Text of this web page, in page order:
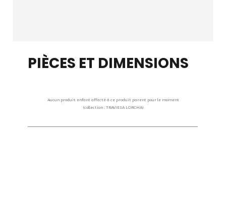
PIÈCES ET DIMENSIONS
Aucun produit enfant affecté à ce produit parent pour le moment
(collection : TRAVIESA LORCHA)